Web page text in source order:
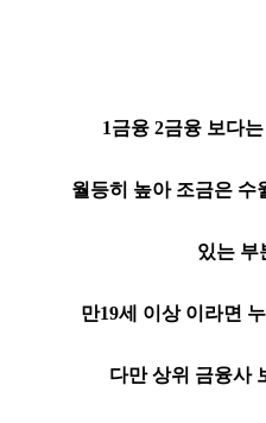
1금융 2금융 보다
월등히 높아 조금은 수
있는 부
만19세 이상 이라면
다만 상위 금융사